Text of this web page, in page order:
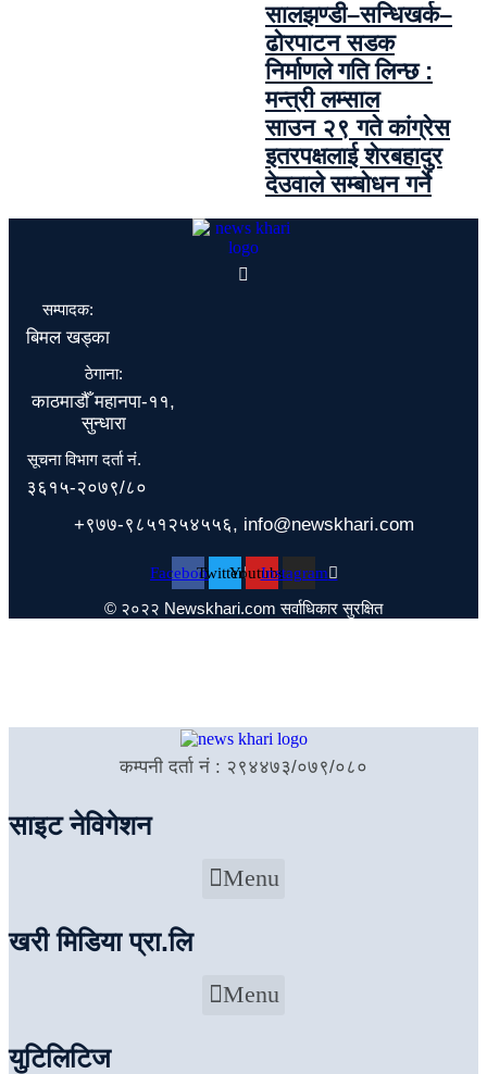
सालझण्डी–सन्धिखर्क–
ढोरपाटन सडक
निर्माणले गति लिन्छ :
मन्त्री लम्साल
साउन २९ गते कांग्रेस
इतरपक्षलाई शेरबहादुर
देउवाले सम्बोधन गर्ने
सम्पादक:
बिमल खड्का
ठेगाना:
काठमाडौँ महानपा-११,
सुन्धारा
सूचना विभाग दर्ता नं.
३६१५-२०७९/८०
+९७७-९८५१२५४५५६, info@newskhari.com
FacebookTwitterYoutubeInstagram
© २०२२ Newskhari.com सर्वाधिकार सुरक्षित
कम्पनी दर्ता नं : २९४४७३/०७९/०८०
साइट नेविगेशन
Menu
खरी मिडिया प्रा.लि
Menu
युटिलिटिज